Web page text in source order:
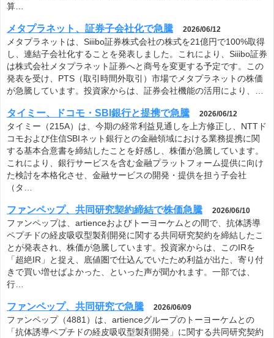
算…
メタプラネット、証券子会社化で急騰 2026/06/12
メタプラネットは、Siiibo証券株式会社の株式を21億円で100%取得
し、連結子会社化することを発表しました。これにより、Siiibo証券
は株式会社メタプラネット証券へと商号を変更する予定です。この
発表を受け、PTS（取引時間外取引）市場でメタプラネットの株価
が急騰しています。投資家からは、証券会社機能の活用により、…
タイミー、ドコモ・SBI銀行と提携で急騰 2026/06/12
タイミー（215A）は、今期の経常利益見通しを上方修正し、NTTド
コモおよび住信SBIネット銀行との金融領域における業務提携に関
する基本合意書を締結したことを好感し、株価が急騰しています。
これにより、銀行サービスを含む金融プラットフォーム提供に向け
た検討を本格化させ、金融サービスの開発・提供を担う子会社
（タ…
ファンペップ、共同研究契約締結で株価急騰 2026/06/10
ファンペップは、artienceおよびトーヨーケムとの間で、抗体誘導
ペプチドの経皮吸収型製剤開発に関する共同研究契約を締結したこ
とが発表され、株価が急騰しています。投資家からは、このIRを
「超絶IR」と捉え、底値圏で仕込んでいたため利益が出た、寄り付
きで買い増せばよかった、といった声が聞かれます。一部では、
行…
ファンペップ、共同研究で急騰 2026/06/09
ファンペップ（4881）は、artienceグループのトーヨーケムとの
「抗体誘導ペプチドの経皮吸収型製剤開発」に関する共同研究契約